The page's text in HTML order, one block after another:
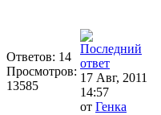
Ответов: 14
Просмотров:
13585
17 Авг, 2011
14:57
от Генка